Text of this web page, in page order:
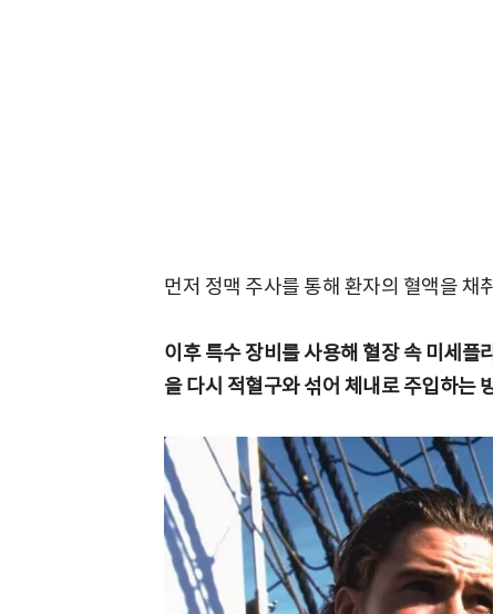
먼저 정맥 주사를 통해 환자의 혈액을 채
이후 특수 장비를 사용해 혈장 속 미세
을 다시 적혈구와 섞어 체내로 주입하는